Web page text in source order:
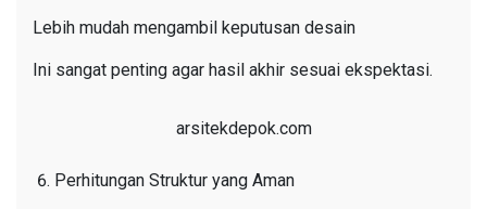
Lebih mudah mengambil keputusan desain
Ini sangat penting agar hasil akhir sesuai ekspektasi.
arsitekdepok.com
Perhitungan Struktur yang Aman